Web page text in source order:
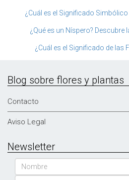
¿Cuál es el Significado
¿Qué es un Níspero? Descubre
¿Cuál es el Significado de las
Blog sobre flores y plantas
Contacto
Aviso Legal
Newsletter
Nombre